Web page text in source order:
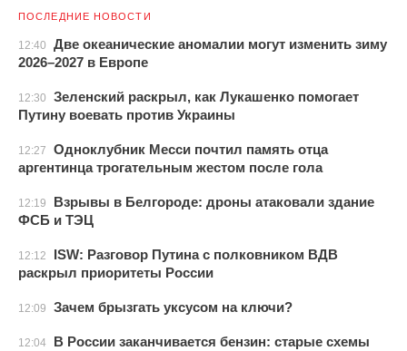
ПОСЛЕДНИЕ НОВОСТИ
12:40
Две океанические аномалии могут изменить зиму
2026–2027 в Европе
12:30
Зеленский раскрыл, как Лукашенко помогает
Путину воевать против Украины
12:27
Одноклубник Месси почтил память отца
аргентинца трогательным жестом после гола
12:19
Взрывы в Белгороде: дроны атаковали здание
ФСБ и ТЭЦ
12:12
ISW: Разговор Путина с полковником ВДВ
раскрыл приоритеты России
12:09 Зачем брызгать уксусом на ключи?
12:04
В России заканчивается бензин: старые схемы